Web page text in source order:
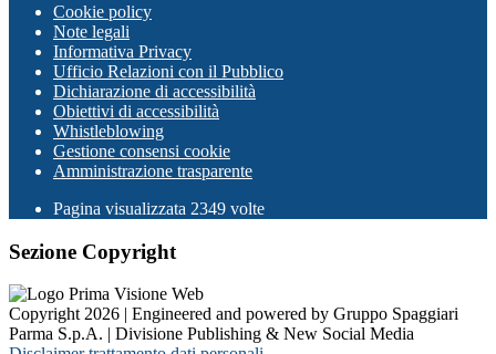
Cookie policy
Note legali
Informativa Privacy
Ufficio Relazioni con il Pubblico
Dichiarazione di accessibilità
Obiettivi di accessibilità
Whistleblowing
Gestione consensi cookie
Amministrazione trasparente
Pagina visualizzata 2349 volte
Sezione Copyright
Copyright 2026 | Engineered and powered by Gruppo Spaggiari
Parma S.p.A. | Divisione Publishing & New Social Media